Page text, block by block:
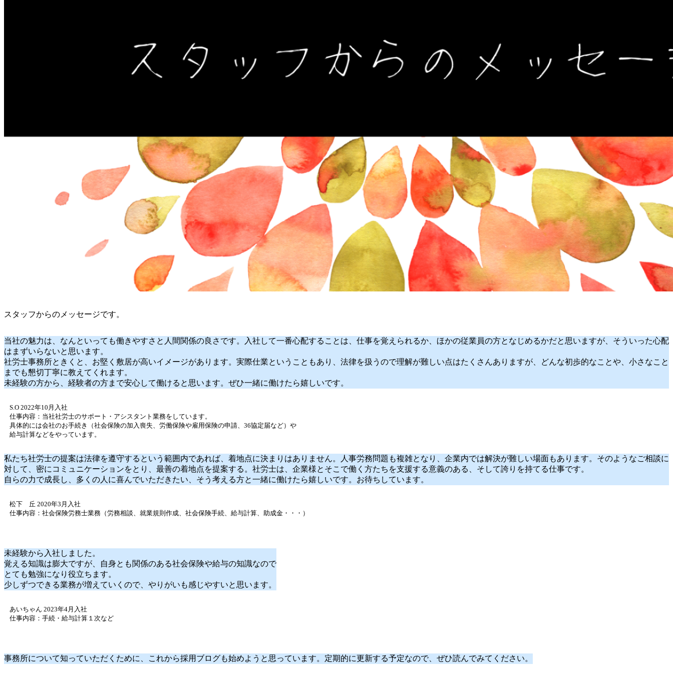
スタッフからのメッセージです。
当社の魅力は、なんといっても働きやすさと人間関係の良さです。入社して一番心配することは、仕事を覚えられるか、ほかの従業員の方となじめるかだと思いますが、そういった心配
はまずいらないと思います。
社労士事務所ときくと、お堅く敷居が高いイメージがあります。実際仕業ということもあり、法律を扱うので理解が難しい点はたくさんありますが、どんな初歩的なことや、小さなこと
までも懇切丁寧に教えてくれます。
未経験の方から、経験者の方まで安心して働けると思います。ぜひ一緒に働けたら嬉しいです。
S.O 2022年10月入社
仕事内容：当社社労士のサポート・アシスタント業務をしています。
具体的には会社のお手続き（社会保険の加入喪失、労働保険や雇用保険の申請、36協定届など）や
給与計算などをやっています。
私たち社労士の提案は法律を遵守するという範囲内であれば、着地点に決まりはありません。人事労務問題も複雑となり、企業内では解決が難しい場面もあります。そのようなご相談に
対して、密にコミュニケーションをとり、最善の着地点を提案する。社労士は、企業様とそこで働く方たちを支援する意義のある、そして誇りを持てる仕事です。
自らの力で成長し、多くの人に喜んでいただきたい、そう考える方と一緒に働けたら嬉しいです。お待ちしています。
松下 丘 2020年3月入社
仕事内容：社会保険労務士業務（労務相談、就業規則作成、社会保険手続、給与計算、助成金・・・）
未経験から入社しました。
覚える知識は膨大ですが、自身とも関係のある社会保険や給与の知識なので
とても勉強になり役立ちます。
少しずつできる業務が増えていくので、やりがいも感じやすいと思います。
あいちゃん 2023年4月入社
仕事内容：手続・給与計算１次など
事務所について知っていただくために、これから採用ブログも始めようと思っています。定期的に更新する予定なので、ぜひ読んでみてください。